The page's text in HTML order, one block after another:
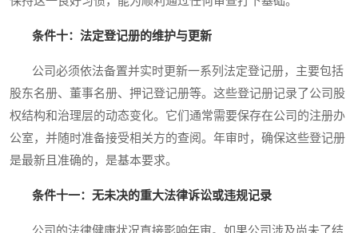
条件十：法定登记册的维护与更新
公司必须依法备置并实时更新一系列法定登记册，主要包括
股东名册、董事名册、押记登记册等。这些登记册记录了公司股
权结构和治理层的动态变化。它们通常需要保存在公司的注册办
公室，并随时准备接受相关方的查阅。年审时，确保这些登记册
是最新且准确的，是基本要求。
条件十一：无未决的重大法律诉讼或违规记录
公司的法律健康状况直接影响年审。如果公司涉及尚未了结